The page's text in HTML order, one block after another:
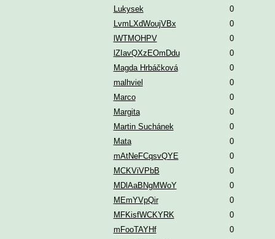
Lukysek
0
LvmLXdWoujVBx
0
lWTMOHPV
0
lZIavQXzEOmDdu
0
Magda Hrbáčková
0
malhviel
0
Marco
0
Margita
0
Martin Suchánek
0
Mata
0
mAtNeFCqsvQYE
0
MCKViVPbB
0
MDlAaBNgMWoY
0
MEmYVpQir
0
MFKisfWCKYRK
0
mFooTAYHf
0